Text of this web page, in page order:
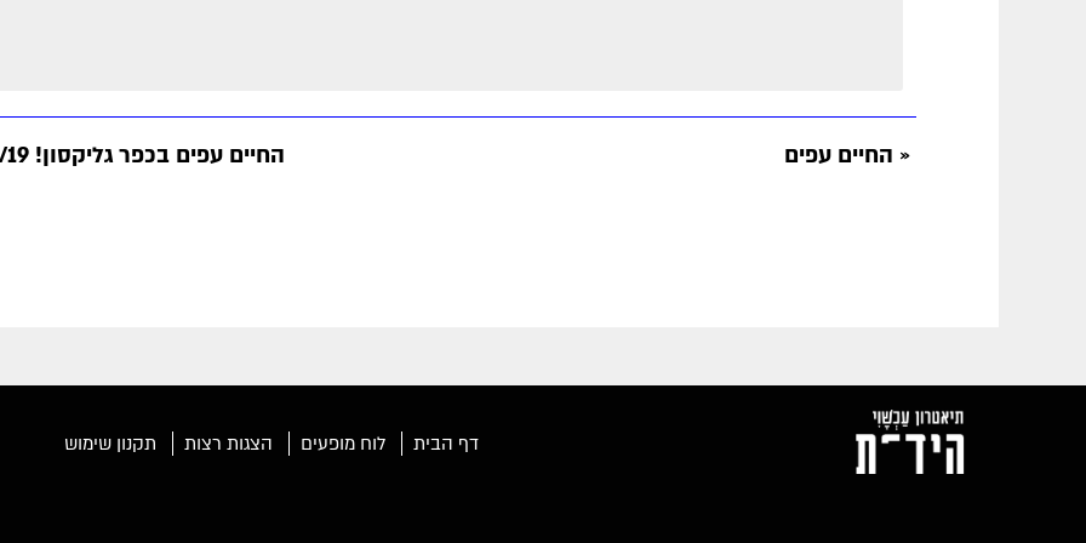
« החיים עפים החיים עפים בכפר גליקסון! 16,23/2/19
דף הבית לוח מופעים הצגות רצות תקנון שימוש